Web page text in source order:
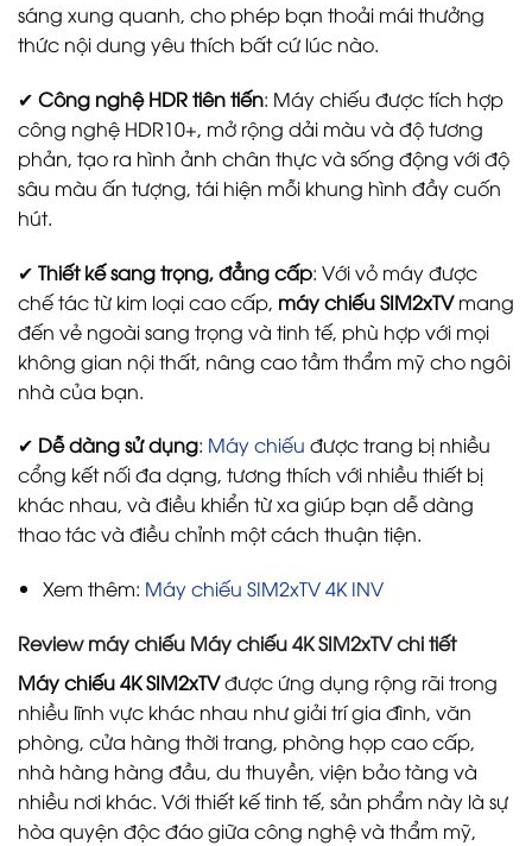
sáng xung quanh, cho phép bạn thoải mái thưởng
thức nội dung yêu thích bất cứ lúc nào.
✔ Công nghệ HDR tiên tiến: Máy chiếu được tích hợp
công nghệ HDR10+, mở rộng dải màu và độ tương
phản, tạo ra hình ảnh chân thực và sống động với độ
sâu màu ấn tượng, tái hiện mỗi khung hình đầy cuốn
hút.
✔ Thiết kế sang trọng, đẳng cấp: Với vỏ máy được
chế tác từ kim loại cao cấp, máy chiếu SIM2xTVmang
đến vẻ ngoài sang trọng và tinh tế, phù hợp với mọi
không gian nội thất, nâng cao tầm thẩm mỹ cho ngôi
nhà của bạn.
✔ Dễ dàng sử dụng: Máy chiếu được trang bị nhiều
cổng kết nối đa dạng, tương thích với nhiều thiết bị
khác nhau, và điều khiển từ xa giúp bạn dễ dàng
thao tác và điều chỉnh một cách thuận tiện.
Xem thêm: Máy chiếu SIM2xTV 4K INV
Review máy chiếu Máy chiếu 4K SIM2xTV chi tiết
Máy chiếu 4K SIM2xTVđược ứng dụng rộng rãi trong
nhiều lĩnh vực khác nhau như giải trí gia đình, văn
phòng, cửa hàng thời trang, phòng họp cao cấp,
nhà hàng hàng đầu, du thuyền, viện bảo tàng và
nhiều nơi khác. Với thiết kế tinh tế, sản phẩm này là sự
hòa quyện độc đáo giữa công nghệ và thẩm mỹ,